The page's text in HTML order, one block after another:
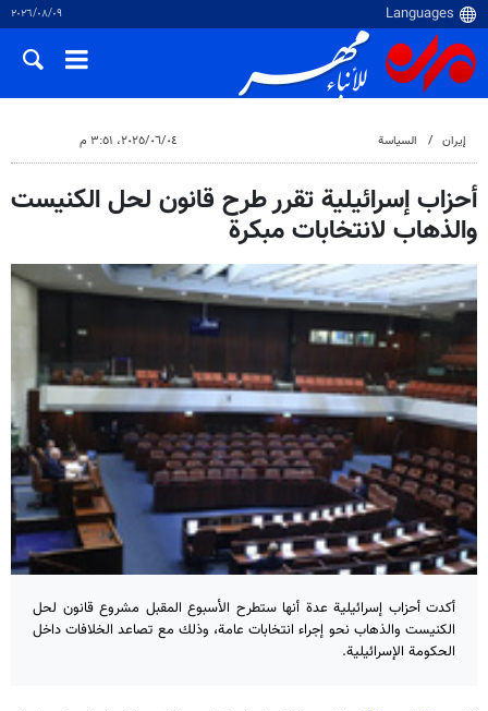
٠٩‏/٠٨‏/٢٠٢٦
إيران السياسة ٠٤‏/٠٦‏/٢٠٢٥، ٣:٥١ م
أحزاب إسرائيلية تقرر طرح قانون لحل الكنيست
والذهاب لانتخابات مبكرة
أكدت أحزاب إسرائيلية عدة أنها ستطرح الأسبوع المقبل مشروع قانون لحل
الكنيست والذهاب نحو إجراء انتخابات عامة، وذلك مع تصاعد الخلافات داخل
الحكومة الإسرائيلية.